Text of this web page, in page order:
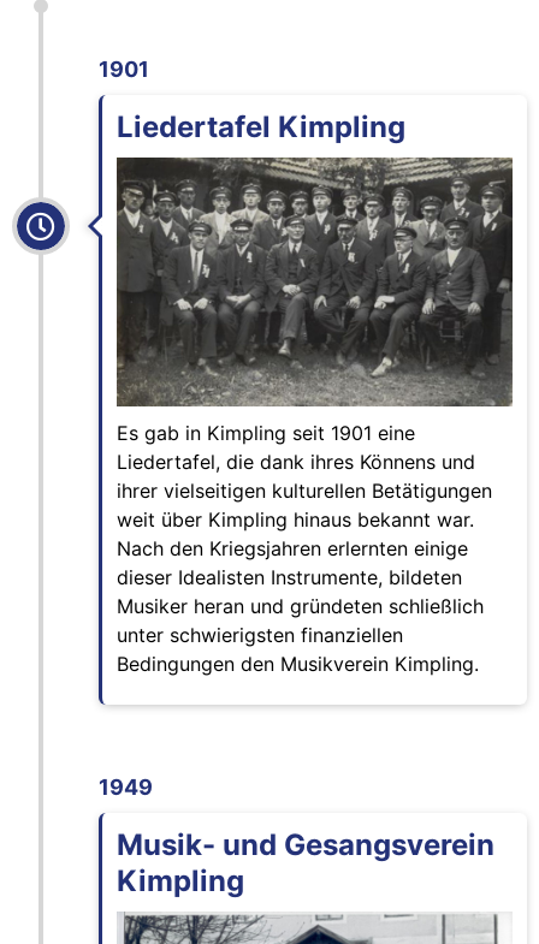
1901
Liedertafel Kimpling
Es gab in Kimpling seit 1901 eine
Liedertafel, die dank ihres Könnens und
ihrer vielseitigen kultu­rellen Betätigungen
weit über Kimpling hinaus bekannt war.
Nach den Kriegsjahren erlernten einige
dieser Idealisten Instrumente, bildeten
Musiker heran und gründeten schließlich
unter schwierigsten finanziellen
Bedingungen den Musikverein Kimpling.
1949
Musik- und Gesangsverein
Kimpling